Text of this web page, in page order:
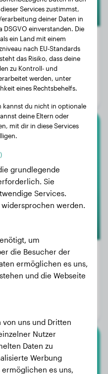
2 Jahre, 10 Monate
3 kg
Services zustimmst,
deiner Daten in
DSGVO einverstanden. Die
ein Land mit einem
nach EU-Standards
das Risiko, dass deine
zu Kontroll- und
werden, unter
eines Rechtsbehelfs.
kannst du nicht in optionale
deine Eltern oder
mit dir in diese Services
grundlegende
Sie
Services.
werden.
um
die Besucher der
ermöglichen es uns,
und die Webseite
uns und Dritten
Nutzer
Daten zu
Werbung
ermöglichen es uns,